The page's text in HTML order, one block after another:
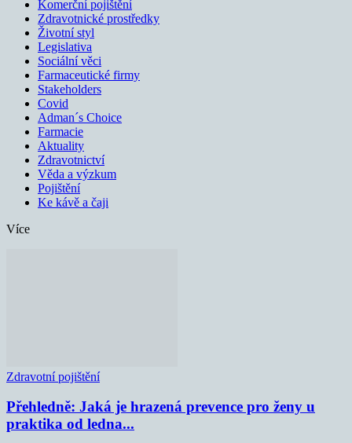
Komerční pojištění
Zdravotnické prostředky
Životní styl
Legislativa
Sociální věci
Farmaceutické firmy
Stakeholders
Covid
Adman´s Choice
Farmacie
Aktuality
Zdravotnictví
Věda a výzkum
Pojištění
Ke kávě a čaji
Více
Zdravotní pojištění
Přehledně: Jaká je hrazená prevence pro ženy u
praktika od ledna...